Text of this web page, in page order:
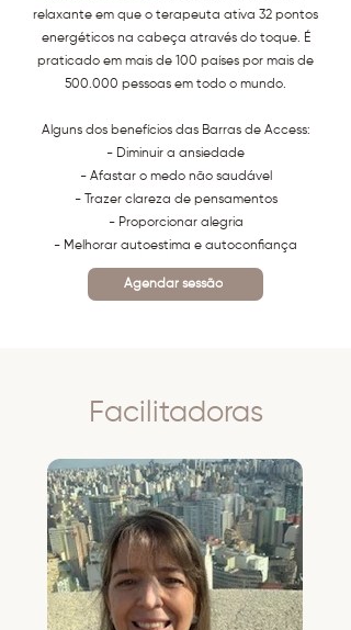
relaxante em que o terapeuta ativa 32 pontos
energéticos na cabeça através do toque. É
praticado em mais de 100 países por mais de
500.000 pessoas em todo o mundo.
Alguns dos benefícios das Barras de Access:
- Diminuir a ansiedade
- Afastar o medo não saudável
- Trazer clareza de pensamentos
- Proporcionar alegria
- Melhorar autoestima e autoconfiança
Agendar sessão
Facilitadoras